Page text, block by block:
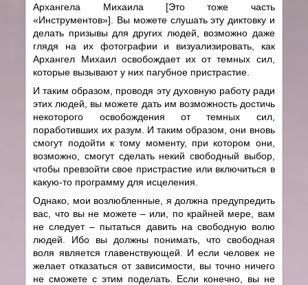
Архангела Михаила [Это тоже часть
«Инструментов»]. Вы можете слушать эту диктовку и
делать призывы для других людей, возможно даже
глядя на их фотографии и визуализировать, как
Архангел Михаил освобождает их от темных сил,
которые вызывают у них пагубное пристрастие.
И таким образом, проводя эту духовную работу ради
этих людей, вы можете дать им возможность достичь
некоторого освобождения от темных сил,
поработивших их разум. И таким образом, они вновь
смогут подойти к тому моменту, при котором они,
возможно, смогут сделать некий свободный выбор,
чтобы превзойти свое пристрастие или включиться в
какую-то программу для исцеления.
Однако, мои возлюбленные, я должна предупредить
вас, что вы не можете – или, по крайней мере, вам
не следует – пытаться давить на свободную волю
людей. Ибо вы должны понимать, что свободная
воля является главенствующей. И если человек не
желает отказаться от зависимости, вы точно ничего
не сможете с этим поделать. Если конечно, вы не